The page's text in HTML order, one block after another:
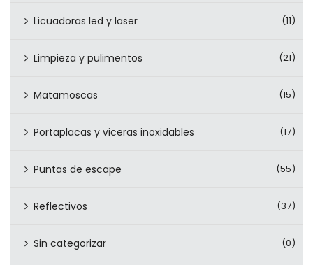
Licuadoras led y laser (11)
Limpieza y pulimentos (21)
Matamoscas (15)
Portaplacas y viceras inoxidables (17)
Puntas de escape (55)
Reflectivos (37)
Sin categorizar (0)